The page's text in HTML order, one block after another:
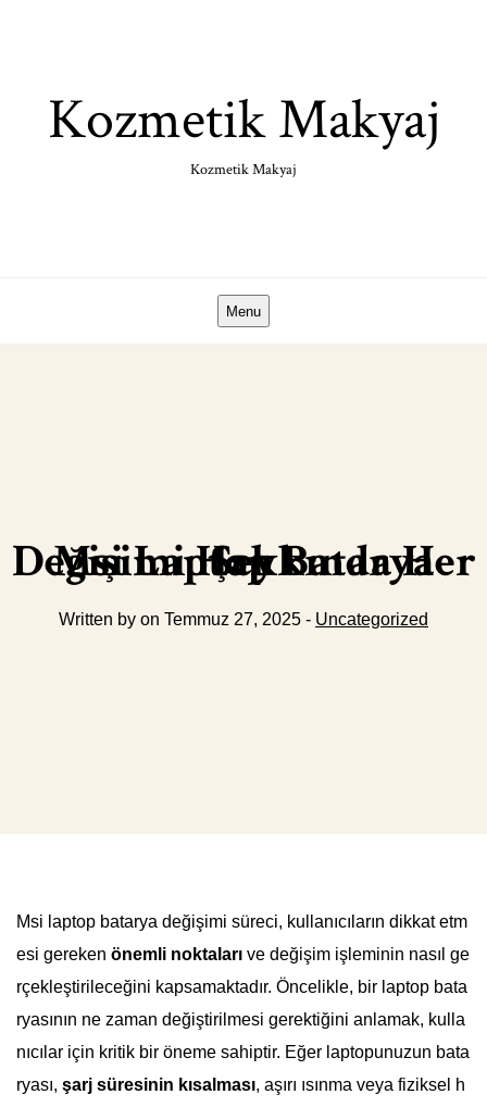
Kozmetik Makyaj
Kozmetik Makyaj
Menu
Msi Laptop Batarya Değişimi Hakkında Her Şey
Written by on Temmuz 27, 2025 - Uncategorized
Msi laptop batarya değişimi süreci, kullanıcıların dikkat etm
esi gereken önemli noktaları ve değişim işleminin nasıl ge
rçekleştirileceğini kapsamaktadır. Öncelikle, bir laptop bata
ryasının ne zaman değiştirilmesi gerektiğini anlamak, kulla
nıcılar için kritik bir öneme sahiptir. Eğer laptopunuzun bata
ryası, şarj süresinin kısalması, aşırı ısınma veya fiziksel h